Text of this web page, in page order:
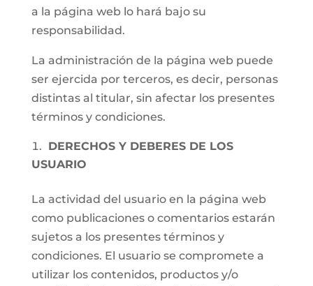
a la página web lo hará bajo su
responsabilidad.
La administración de la página web puede
ser ejercida por terceros, es decir, personas
distintas al titular, sin afectar los presentes
términos y condiciones.
DERECHOS Y DEBERES DE LOS
USUARIO
La actividad del usuario en la página web
como publicaciones o comentarios estarán
sujetos a los presentes términos y
condiciones. El usuario se compromete a
utilizar los contenidos, productos y/o